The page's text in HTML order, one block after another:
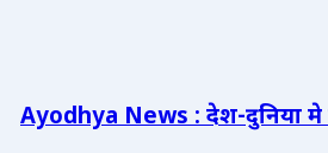
Ayodhya News : देश-दुनिया मे